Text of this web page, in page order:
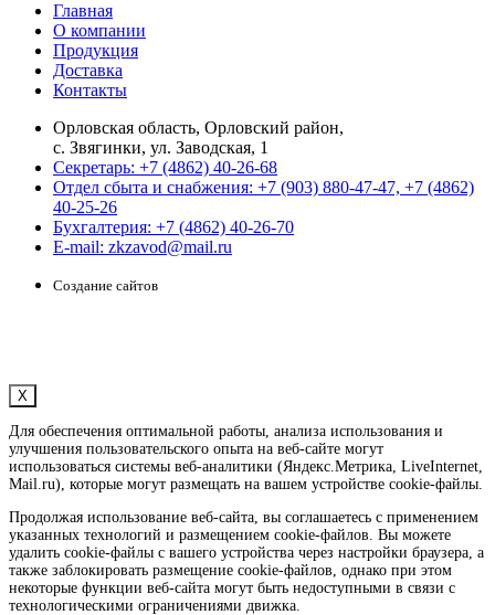
Главная
О компании
Продукция
Доставка
Контакты
Орловская область, Орловский район,
с. Звягинки, ул. Заводская, 1
Секретарь: +7 (4862) 40-26-68
Отдел сбыта и снабжения: +7 (903) 880-47-47, +7 (4862)
40-25-26
Бухгалтерия: +7 (4862) 40-26-70
E-mail: zkzavod@mail.ru
Создание сайтов
X
Для обеспечения оптимальной работы, анализа использования и
улучшения пользовательского опыта на веб-сайте могут
использоваться системы веб-аналитики (Яндекс.Метрика, LiveInternet,
Mail.ru), которые могут размещать на вашем устройстве cookie-файлы.
Продолжая использование веб-сайта, вы соглашаетесь с применением
указанных технологий и размещением cookie-файлов. Вы можете
удалить cookie-файлы с вашего устройства через настройки браузера, а
также заблокировать размещение cookie-файлов, однако при этом
некоторые функции веб-сайта могут быть недоступными в связи с
технологическими ограничениями движка.